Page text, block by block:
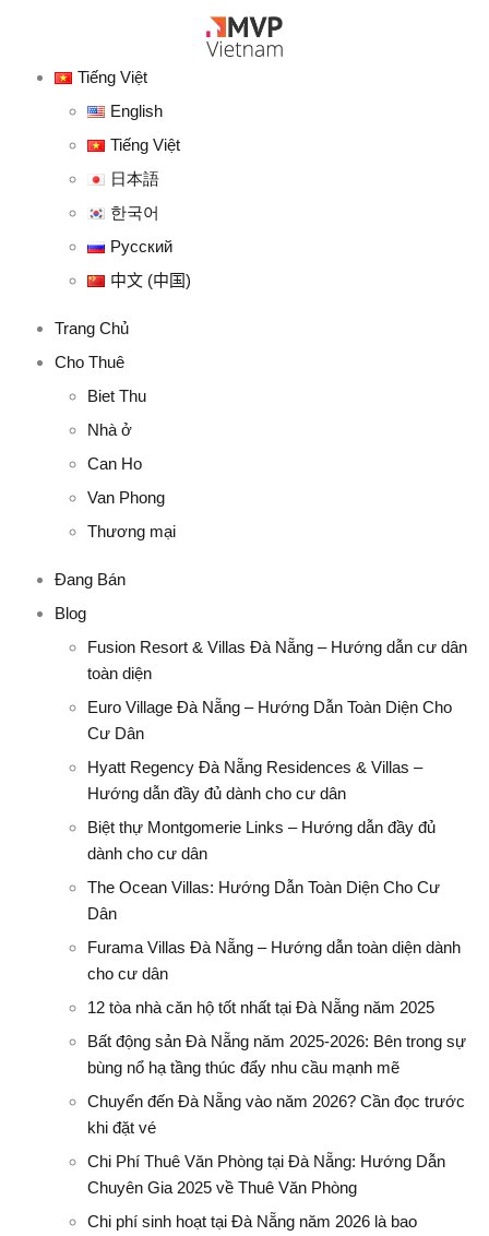
Tiếng Việt
English
Tiếng Việt
日本語
한국어
Русский
中文 (中国)
Trang Chủ
Cho Thuê
Biet Thu
Nhà ở
Can Ho
Van Phong
Thương mại
Đang Bán
Blog
Fusion Resort & Villas Đà Nẵng – Hướng dẫn cư dân
toàn diện
Euro Village Đà Nẵng – Hướng Dẫn Toàn Diện Cho
Cư Dân
Hyatt Regency Đà Nẵng Residences & Villas –
Hướng dẫn đầy đủ dành cho cư dân
Biệt thự Montgomerie Links – Hướng dẫn đầy đủ
dành cho cư dân
The Ocean Villas: Hướng Dẫn Toàn Diện Cho Cư
Dân
Furama Villas Đà Nẵng – Hướng dẫn toàn diện dành
cho cư dân
12 tòa nhà căn hộ tốt nhất tại Đà Nẵng năm 2025
Bất động sản Đà Nẵng năm 2025-2026: Bên trong sự
bùng nổ hạ tầng thúc đẩy nhu cầu mạnh mẽ
Chuyển đến Đà Nẵng vào năm 2026? Cần đọc trước
khi đặt vé
Chi Phí Thuê Văn Phòng tại Đà Nẵng: Hướng Dẫn
Chuyên Gia 2025 về Thuê Văn Phòng
Chi phí sinh hoạt tại Đà Nẵng năm 2026 là bao